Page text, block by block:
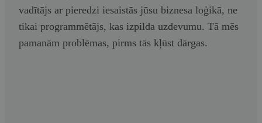
vadītājs ar pieredzi iesaistās jūsu biznesa loģikā, ne
tikai programmētājs, kas izpilda uzdevumu. Tā mēs
pamanām problēmas, pirms tās kļūst dārgas.